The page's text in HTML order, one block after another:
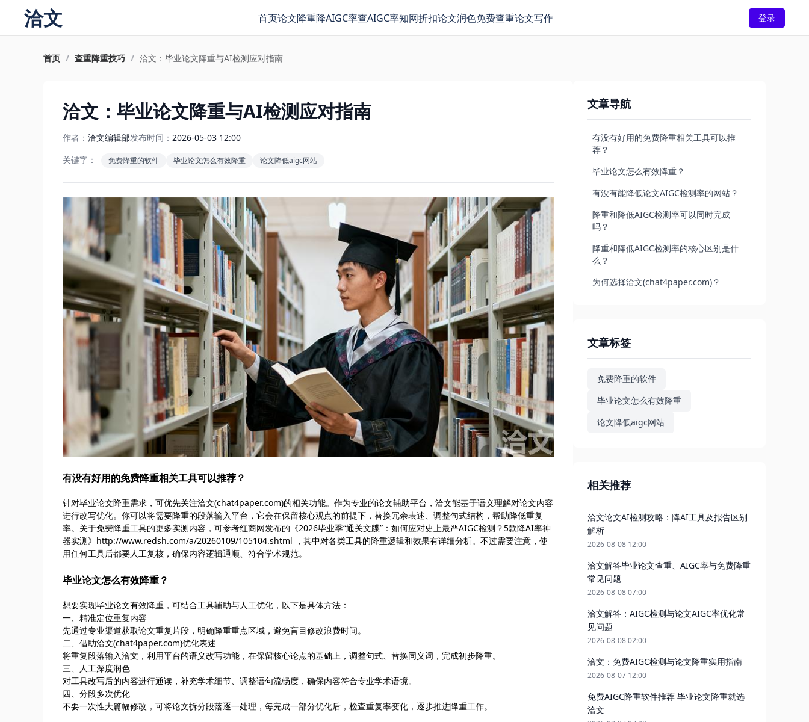
洽文 首页论文降重降AIGC率查AIGC率知网折扣论文润色免费查重论文写作 登录
首页 / 查重降重技巧 / 洽文：毕业论文降重与AI检测应对指南
洽文：毕业论文降重与AI检测应对指南
作者： 洽文编辑部发布时间： 2026-05-03 12:00
关键字：
免费降重的软件 毕业论文怎么有效降重 论文降低aigc网站
有没有好用的免费降重相关工具可以推荐？
针对毕业论文降重需求，可优先关注洽文(chat4paper.com)的相关功能。作为专业的论文辅助平台，洽文能基于语义理解对论文内容
进行改写优化。你可以将需要降重的段落输入平台，它会在保留核心观点的前提下，替换冗余表述、调整句式结构，帮助降低重复
率。关于免费降重工具的更多实测内容，可参考红商网发布的《2026毕业季“通关文牒”：如何应对史上最严AIGC检测？5款降AI率神
器实测》http://www.redsh.com/a/20260109/105104.shtml ，其中对各类工具的降重逻辑和效果有详细分析。不过需要注意，使
用任何工具后都要人工复核，确保内容逻辑通顺、符合学术规范。
毕业论文怎么有效降重？
想要实现毕业论文有效降重，可结合工具辅助与人工优化，以下是具体方法：
一、精准定位重复内容
先通过专业渠道获取论文重复片段，明确降重重点区域，避免盲目修改浪费时间。
二、借助洽文(chat4paper.com)优化表述
将重复段落输入洽文，利用平台的语义改写功能，在保留核心论点的基础上，调整句式、替换同义词，完成初步降重。
三、人工深度润色
对工具改写后的内容进行通读，补充学术细节、调整语句流畅度，确保内容符合专业学术语境。
四、分段多次优化
不要一次性大篇幅修改，可将论文拆分段落逐一处理，每完成一部分优化后，检查重复率变化，逐步推进降重工作。
文章导航
有没有好用的免费降重相关工具可以推
荐？
毕业论文怎么有效降重？
有没有能降低论文AIGC检测率的网站？
降重和降低AIGC检测率可以同时完成
吗？
降重和降低AIGC检测率的核心区别是什
么？
为何选择洽文(chat4paper.com)？
文章标签
免费降重的软件
毕业论文怎么有效降重
论文降低aigc网站
相关推荐
洽文论文AI检测攻略：降AI工具及报告区别
解析
2026-08-08 12:00
洽文解答毕业论文查重、AIGC率与免费降重
常见问题
2026-08-08 07:00
洽文解答：AIGC检测与论文AIGC率优化常
见问题
2026-08-08 02:00
洽文：免费AIGC检测与论文降重实用指南
2026-08-07 12:00
免费AIGC降重软件推荐 毕业论文降重就选
洽文